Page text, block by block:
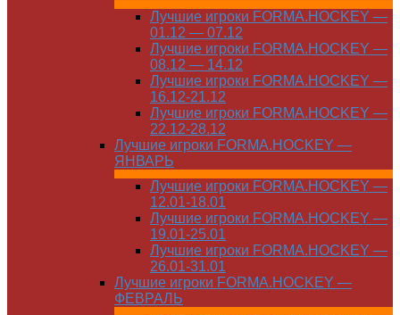
Лучшие игроки FORMA.HOCKEY —
01.12 — 07.12
Лучшие игроки FORMA.HOCKEY —
08.12 — 14.12
Лучшие игроки FORMA.HOCKEY —
16.12-21.12
Лучшие игроки FORMA.HOCKEY —
22.12-28.12
Лучшие игроки FORMA.HOCKEY —
ЯНВАРЬ
Лучшие игроки FORMA.HOCKEY —
12.01-18.01
Лучшие игроки FORMA.HOCKEY —
19.01-25.01
Лучшие игроки FORMA.HOCKEY —
26.01-31.01
Лучшие игроки FORMA.HOCKEY —
ФЕВРАЛЬ